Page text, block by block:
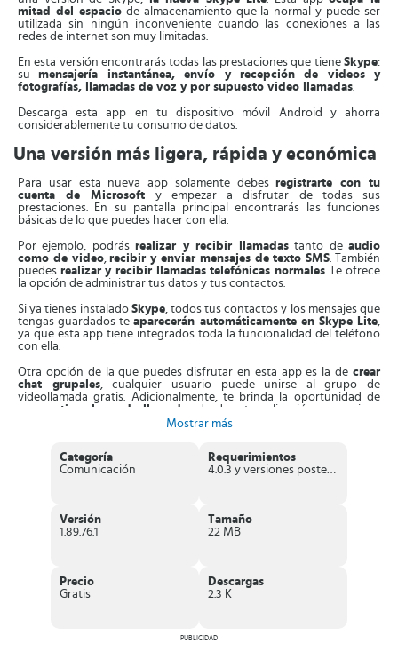
mitad del espaciode almacenamiento que la normal y puede ser
utilizada sin ningún inconveniente cuando las conexiones a las
redes de internet son muy limitadas.
En esta versión encontrarás todas las prestaciones que tiene Skype:
sumensajería instantánea, envío y recepción de videos y
fotografías, llamadas de voz y por supuesto video llamadas.
Descarga esta app en tu dispositivo móvil Android y ahorra
considerablemente tu consumo de datos.
Una versión más ligera, rápida y económica
Para usar esta nueva app solamente debesregistrarte con tu
cuenta de Microsoft y empezar a disfrutar de todas sus
prestaciones. En su pantalla principal encontrarás las funciones
básicas de lo que puedes hacer con ella.
Por ejemplo, podrásrealizar y recibir llamadastanto deaudio
como de video,recibir y enviar mensajes de texto SMS. También
puedes realizar y recibir llamadas telefónicas normales. Te ofrece
la opción de administrar tus datos y tus contactos.
Si ya tienes instalado Skype, todos tus contactos y los mensajes que
tengas guardados teaparecerán automáticamente en Skype Lite,
ya que esta app tiene integrados toda la funcionalidad del teléfono
con ella.
Otra opción de la que puedes disfrutar en esta app es la de crear
chat grupales, cualquier usuario puede unirse al grupo de
videollamada gratis. Adicionalmente, te brinda la oportunidad de
compartir enlaces de llamadas
desde esta aplicación con amigos
que estén conectados en otras aplicaciones como Facebook
Esta app tiene una función especial solo para ser usada por los
usuarios de la India y es
SMS Insights, que permite extraer de forma
Con esta función activa podrás realizar un
, saber cuáles son los saldos en tus cuentas bancarias
Características de
Skype Lite – Free Video
de manera considerable tu
Mostrar más
Categoría
Comunicación
Requerimientos
4.0.3 y versiones posteriores
Versión
1.89.76.1
Tamaño
22 MB
Precio
Gratis
Descargas
2.3 K
PUBLICIDAD